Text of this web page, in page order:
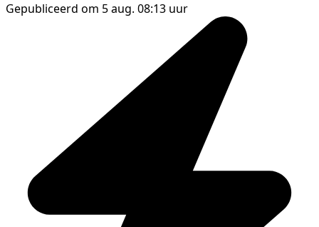
Gepubliceerd om 5 aug. 08:13 uur